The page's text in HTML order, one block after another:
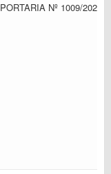
PORTARIA Nº 1009/2021